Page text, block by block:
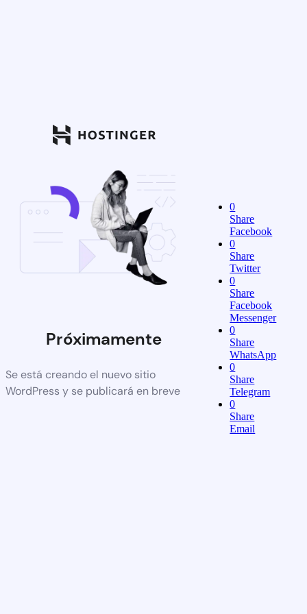
Próximamente
Se está creando el nuevo sitio
WordPress y se publicará en breve
0
Share
Facebook
0
Share
Twitter
0
Share
Facebook
Messenger
0
Share
WhatsApp
0
Share
Telegram
0
Share
Email